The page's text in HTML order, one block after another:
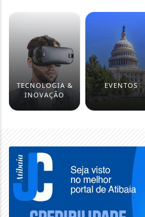
TECNOLOGIA &
INOVAÇÃO
EVENTOS